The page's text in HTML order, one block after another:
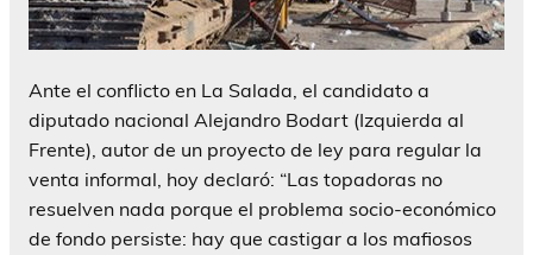
Ante el conflicto en La Salada, el candidato a
diputado nacional Alejandro Bodart (Izquierda al
Frente), autor de un proyecto de ley para regular la
venta informal, hoy declaró: “Las topadoras no
resuelven nada porque el problema socio-económico
de fondo persiste: hay que castigar a los mafiosos